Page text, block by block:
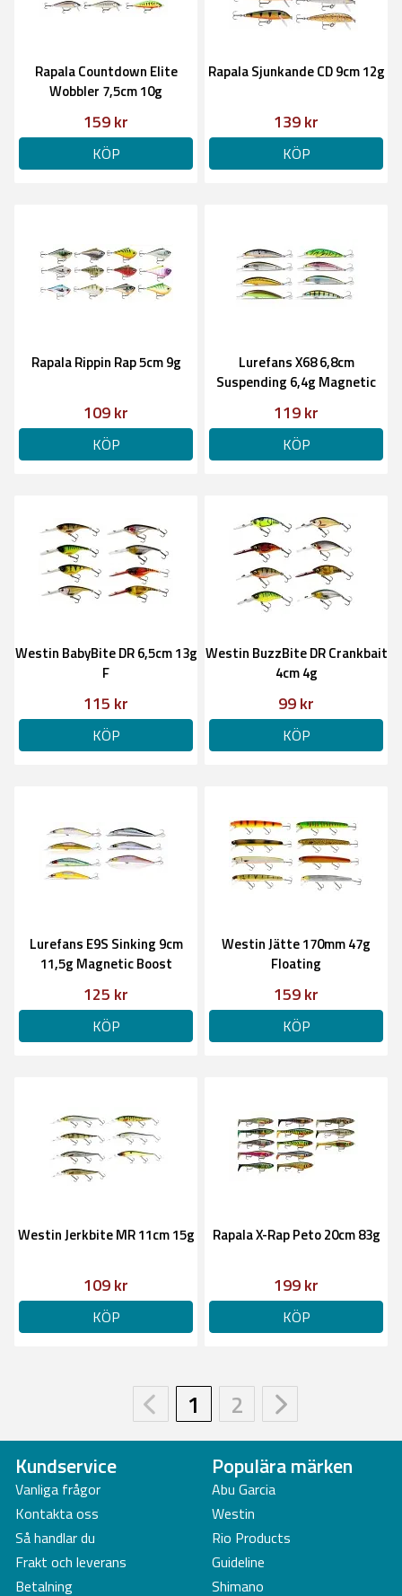
Rapala Countdown Elite
Wobbler 7,5cm 10g
159 kr
KÖP
Rapala Sjunkande CD 9cm 12g
139 kr
KÖP
Rapala Rippin Rap 5cm 9g
109 kr
KÖP
Lurefans X68 6,8cm
Suspending 6,4g Magnetic
119 kr
KÖP
Westin BabyBite DR 6,5cm 13g
F
115 kr
KÖP
Westin BuzzBite DR Crankbait
4cm 4g
99 kr
KÖP
Lurefans E9S Sinking 9cm
11,5g Magnetic Boost
125 kr
KÖP
Westin Jätte 170mm 47g
Floating
159 kr
KÖP
Westin Jerkbite MR 11cm 15g
109 kr
KÖP
Rapala X-Rap Peto 20cm 83g
199 kr
KÖP
1 2
Kundservice
Vanliga frågor
Kontakta oss
Så handlar du
Frakt och leverans
Betalning
Populära märken
Abu Garcia
Westin
Rio Products
Guideline
Shimano